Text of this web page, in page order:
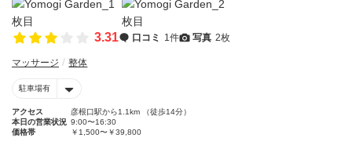
3.31 口コミ 1件 写真 2枚
マッサージ 整体
駐車場有
アクセス
彦根口駅から1.1km （徒歩14分）
本日の営業状況 9:00〜16:30
価格帯
￥1,500〜￥39,800